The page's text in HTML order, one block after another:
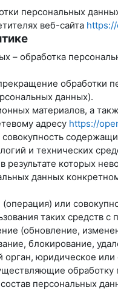
персональных
веб-сайта
– обработка
обработки
данных).
материалов, а
адресу https://
и технических
которых
данных
или
таких средств
(обновление,
блокирование,
юридическое
обработку
персональных